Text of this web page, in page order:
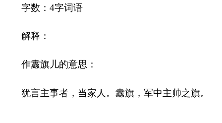
字数：4字词语
解释：
作纛旗儿的意思：
犹言主事者，当家人。纛旗，军中主帅之旗。